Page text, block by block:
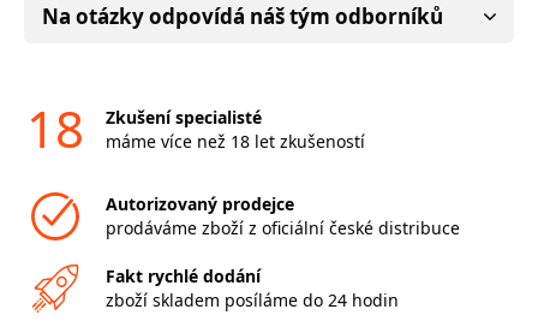
Na otázky odpovídá náš tým odborníků
18
Zkušení specialisté
máme více než 18 let zkušeností
Autorizovaný prodejce
prodáváme zboží z oficiální české distribuce
Fakt rychlé dodání
zboží skladem posíláme do 24 hodin